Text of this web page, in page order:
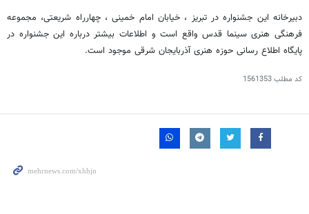
دبیرخانه این جشنواره در تبریز ، خیابان امام خمینی ، چهارراه شریعتی، مجموعه
فرهنگی هنری سینما قدس واقع است و اطلاعات بیشتر درباره این جشنواره در
پایگاه اطلاع رسانی حوزه هنری آذربایجان شرقی موجود است.
کد مطلب1561353